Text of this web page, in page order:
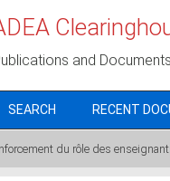
and
SEARCH RECENT
du rôle des